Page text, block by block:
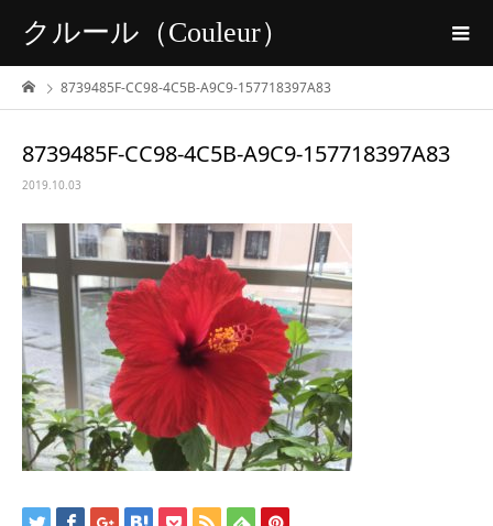
クルール（Couleur）
8739485F-CC98-4C5B-A9C9-157718397A83
8739485F-CC98-4C5B-A9C9-157718397A83
2019.10.03